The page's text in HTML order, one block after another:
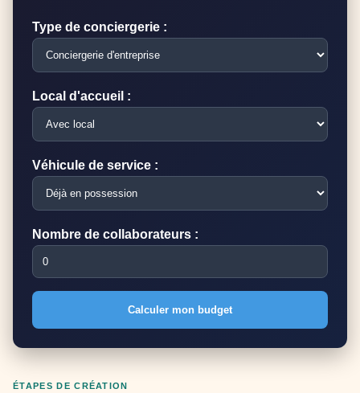
Type de conciergerie :
Local d'accueil :
Véhicule de service :
Nombre de collaborateurs :
Calculer mon budget
ÉTAPES DE CRÉATION